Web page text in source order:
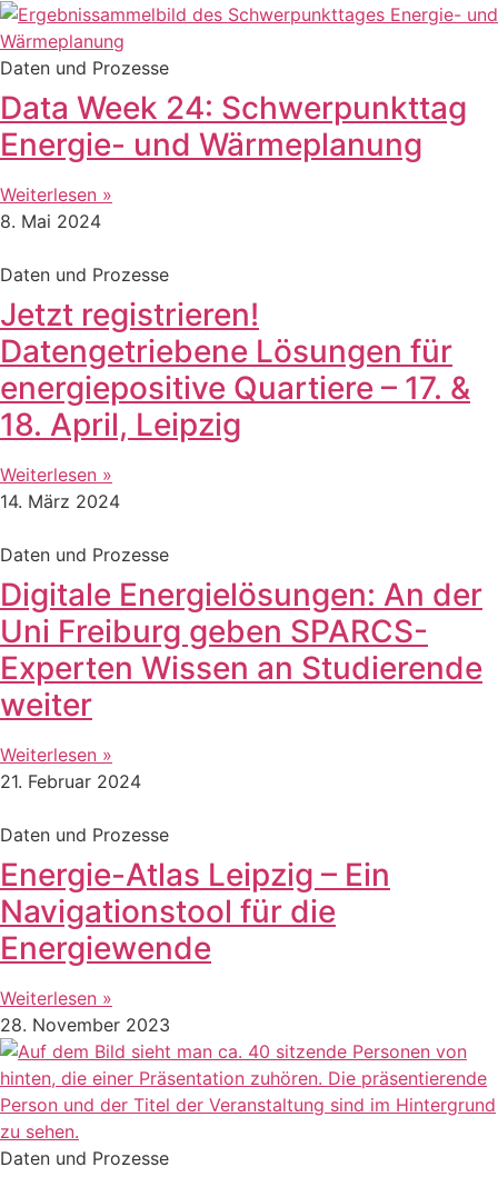
Daten und Prozesse
Data Week 24: Schwerpunkttag
Energie- und Wärmeplanung
Weiterlesen »
8. Mai 2024
Daten und Prozesse
Jetzt registrieren!
Datengetriebene Lösungen für
energiepositive Quartiere – 17. &
18. April, Leipzig
Weiterlesen »
14. März 2024
Daten und Prozesse
Digitale Energielösungen: An der
Uni Freiburg geben SPARCS-
Experten Wissen an Studierende
weiter
Weiterlesen »
21. Februar 2024
Daten und Prozesse
Energie-Atlas Leipzig – Ein
Navigationstool für die
Energiewende
Weiterlesen »
28. November 2023
Daten und Prozesse